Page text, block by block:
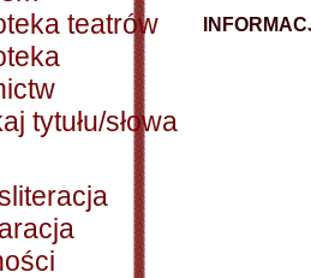
teatrów
tytułu/słowa